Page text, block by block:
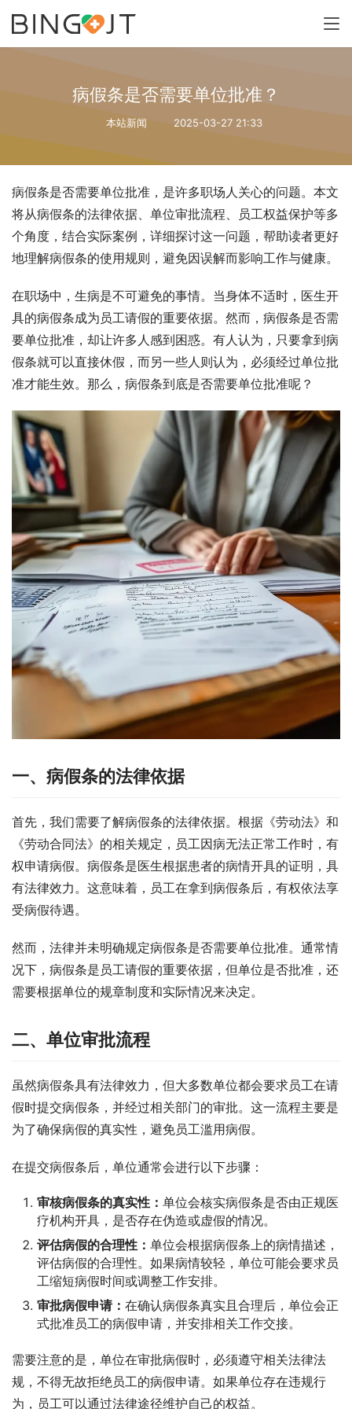
病假条是否需要单位批准？
本站新闻 2025-03-27 21:33
病假条是否需要单位批准，是许多职场人关心的问题。本文
将从病假条的法律依据、单位审批流程、员工权益保护等多
个角度，结合实际案例，详细探讨这一问题，帮助读者更好
地理解病假条的使用规则，避免因误解而影响工作与健康。
在职场中，生病是不可避免的事情。当身体不适时，医生开
具的病假条成为员工请假的重要依据。然而，病假条是否需
要单位批准，却让许多人感到困惑。有人认为，只要拿到病
假条就可以直接休假，而另一些人则认为，必须经过单位批
准才能生效。那么，病假条到底是否需要单位批准呢？
一、病假条的法律依据
首先，我们需要了解病假条的法律依据。根据《劳动法》和
《劳动合同法》的相关规定，员工因病无法正常工作时，有
权申请病假。病假条是医生根据患者的病情开具的证明，具
有法律效力。这意味着，员工在拿到病假条后，有权依法享
受病假待遇。
然而，法律并未明确规定病假条是否需要单位批准。通常情
况下，病假条是员工请假的重要依据，但单位是否批准，还
需要根据单位的规章制度和实际情况来决定。
二、单位审批流程
虽然病假条具有法律效力，但大多数单位都会要求员工在请
假时提交病假条，并经过相关部门的审批。这一流程主要是
为了确保病假的真实性，避免员工滥用病假。
在提交病假条后，单位通常会进行以下步骤：
审核病假条的真实性： 单位会核实病假条是否由正规医
疗机构开具，是否存在伪造或虚假的情况。
评估病假的合理性： 单位会根据病假条上的病情描述，
评估病假的合理性。如果病情较轻，单位可能会要求员
工缩短病假时间或调整工作安排。
审批病假申请： 在确认病假条真实且合理后，单位会正
式批准员工的病假申请，并安排相关工作交接。
需要注意的是，单位在审批病假时，必须遵守相关法律法
规，不得无故拒绝员工的病假申请。如果单位存在违规行
为，员工可以通过法律途径维护自己的权益。